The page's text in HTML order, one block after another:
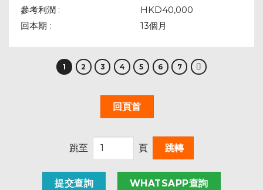
參考利潤 :
HKD40,000
回本期 :
13個月
回頁首
1 2 3 4 5 6 7
跳至 頁
提交查詢 WHATSAPP查詢